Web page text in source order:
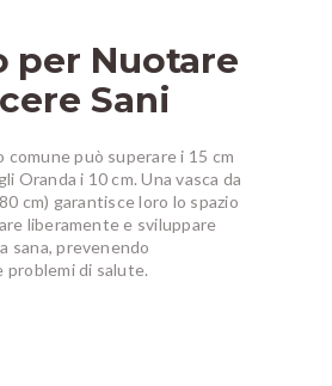
per Nuotare
Sani
comune può superare i 15 cm
Oranda i 10 cm. Una vasca da
cm) garantisce loro lo spazio
liberamente e sviluppare
sana, prevenendo
problemi di salute.